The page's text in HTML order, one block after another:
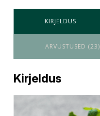
KIRJELDUS
ARVUSTUSED (23)
Kirjeldus